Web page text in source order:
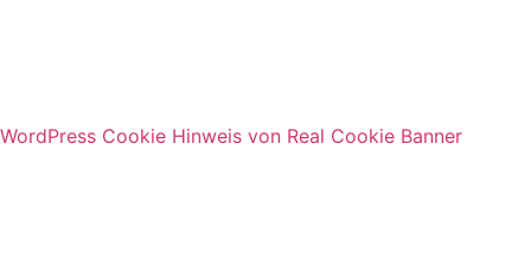
WordPress Cookie Hinweis von Real Cookie Banner